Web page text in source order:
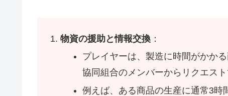
物資の援助と情報交換 ：
プレイヤーは、製造に時間がかか
協同組合のメンバーからリクエスト
例えば、ある商品の生産に通常3時